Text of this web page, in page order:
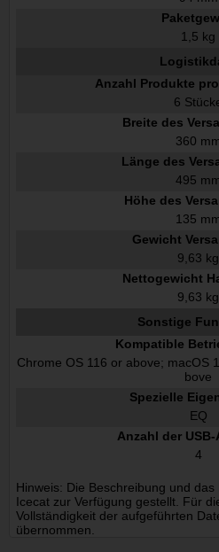
1,5 kg
Anzahl Produkte
6
Breite des
360
Länge des
495
Höhe des
135
Gewicht
9,63 kg
Nettogewicht
9,63 kg
Sonstige
Kompatible
Chrome OS 116 or above; macOS
bove
Spezielle
EQ
Anzahl der
4
Hinweis: Die Beschreibung und
Icecat zur Verfügung gestellt. Für
Vollständigkeit der aufgeführten
übernommen.